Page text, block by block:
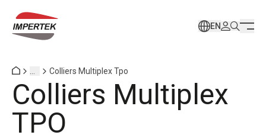
EN
Colliers Multiplex Tpo
Colliers Multiplex
TPO